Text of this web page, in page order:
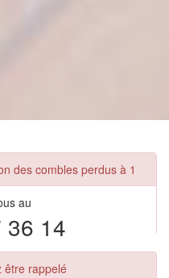
des combles perdus à 1
au
36 14
être rappelé